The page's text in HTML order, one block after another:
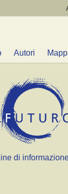
Autori
di